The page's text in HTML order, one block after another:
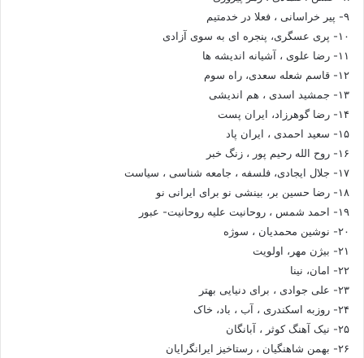
۹- پیر خراسانی ، فعلا در خدمتیم
۱۰- پری عسگری، پنجره ای به سوی آزادی
۱۱- رضا علوی ، آشیانه اندیشه ها
۱۲- قاسم شعله سعدی، راه سوم
۱۳- جمشید اسدی ، هم اندیشی
۱۴- رضا گوهرزاد، ایران پست
۱۵- سعید احمدی ، ایران پاد
۱۶- روح الله رحیم پور ، زنگ خبر
۱۷- جلال ایجادی، فلسفه ، جامعه شناسی ، سیاست
۱۸- رضا حسین بر، بینشی نو برای ایرانی نو
۱۹- احمد شمس ، روحانیت علیه روحانیت- عبور
۲۰- نوشین محمدیان ، سوژه
۲۱- بیژن مهر، اولویت
۲۲- امان، نینا
۲۳- علی جوادی ، برای دنیایی بهتر
۲۴- روزبه اسکندری ، آب ، باد، خاک
۲۵- نیک آهنگ کوثر ، آبانگان
۲۶- بهمن شاهنگیان ، رستاخیز ایرانگرایان